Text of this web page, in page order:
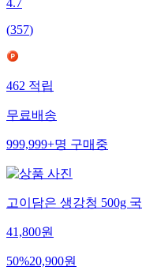
4.7
(357)
462적립
무료배송
999,999+명구매중
고이담은 생강청 500g
41,800원
50%20,900원